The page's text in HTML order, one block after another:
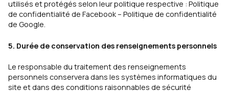
utilisés et protégés selon leur politique respective : Politique
de confidentialité de Facebook– Politique de confidentialité
de Google.
5. Durée de conservation des renseignements personnels
Le responsable du traitement des renseignements
personnels conservera dans les systèmes informatiques du
site et dans des conditions raisonnables de sécurité